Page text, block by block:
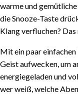
warme und
die Snooze-Taste
Klang verfluchen? Das
Mit ein paar
Geist aufwecken, um
energiegeladen und
wer weiß, welche